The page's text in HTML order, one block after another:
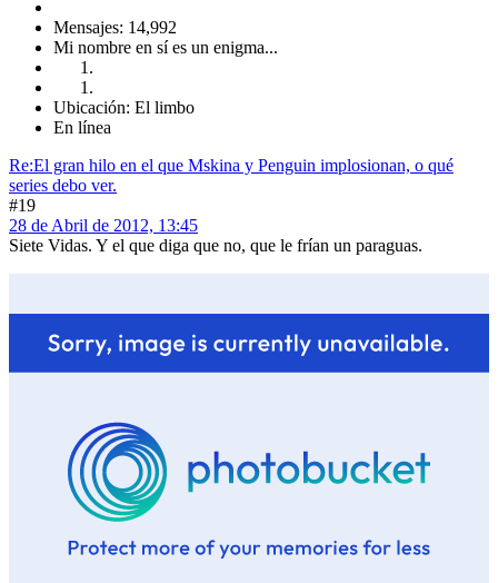
Mensajes: 14,992
Mi nombre en sí es un enigma...
Ubicación: El limbo
En línea
Re:El gran hilo en el que Mskina y Penguin implosionan, o qué
series debo ver.
#19
28 de Abril de 2012, 13:45
Siete Vidas. Y el que diga que no, que le frían un paraguas.